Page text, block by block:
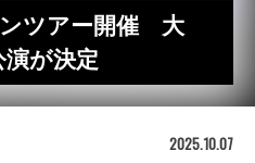
ツアー開催 大
演が決定
2025.10.07